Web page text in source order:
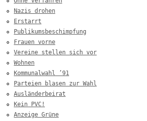
Nazis drohen
Erstarrt
Publikumsbeschimpfung
Frauen vorne
Vereine stellen sich vor
Wohnen
Kommunalwahl ’91
Parteien blasen zur Wahl
Ausländerbeirat
Kein PVC!
Anzeige Grüne